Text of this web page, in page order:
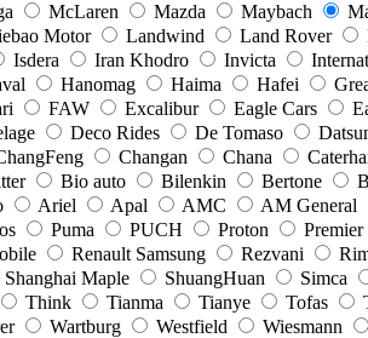
McLaren Mazda Maybach
Motor Landwind Land Rover
Isdera Iran Khodro Invicta
Hanomag Haima Hafei
FAW Excalibur Eagle Cars
Deco Rides De Tomaso
Changan Chana
Bio auto Bilenkin Bertone
Ariel Apal AMC AM General
Puma PUCH Proton Premier
Renault Samsung Rezvani
Shanghai Maple ShuangHuan Simca
Think Tianma Tianye Tofas
Wartburg Westfield Wiesmann